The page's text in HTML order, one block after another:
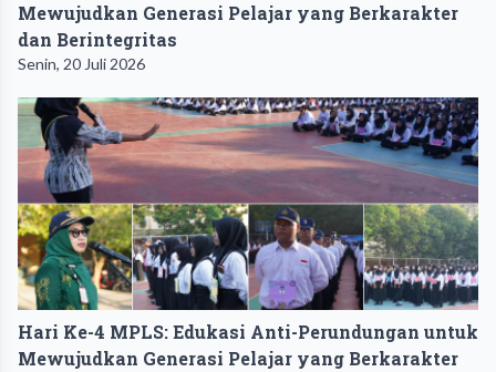
Mewujudkan Generasi Pelajar yang Berkarakter
dan Berintegritas
Senin, 20 Juli 2026
Hari Ke-4 MPLS: Edukasi Anti-Perundungan untuk
Mewujudkan Generasi Pelajar yang Berkarakter